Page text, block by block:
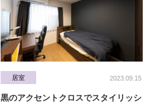
居室 2023.09.15
黒のアクセントクロスでスタイリッシ